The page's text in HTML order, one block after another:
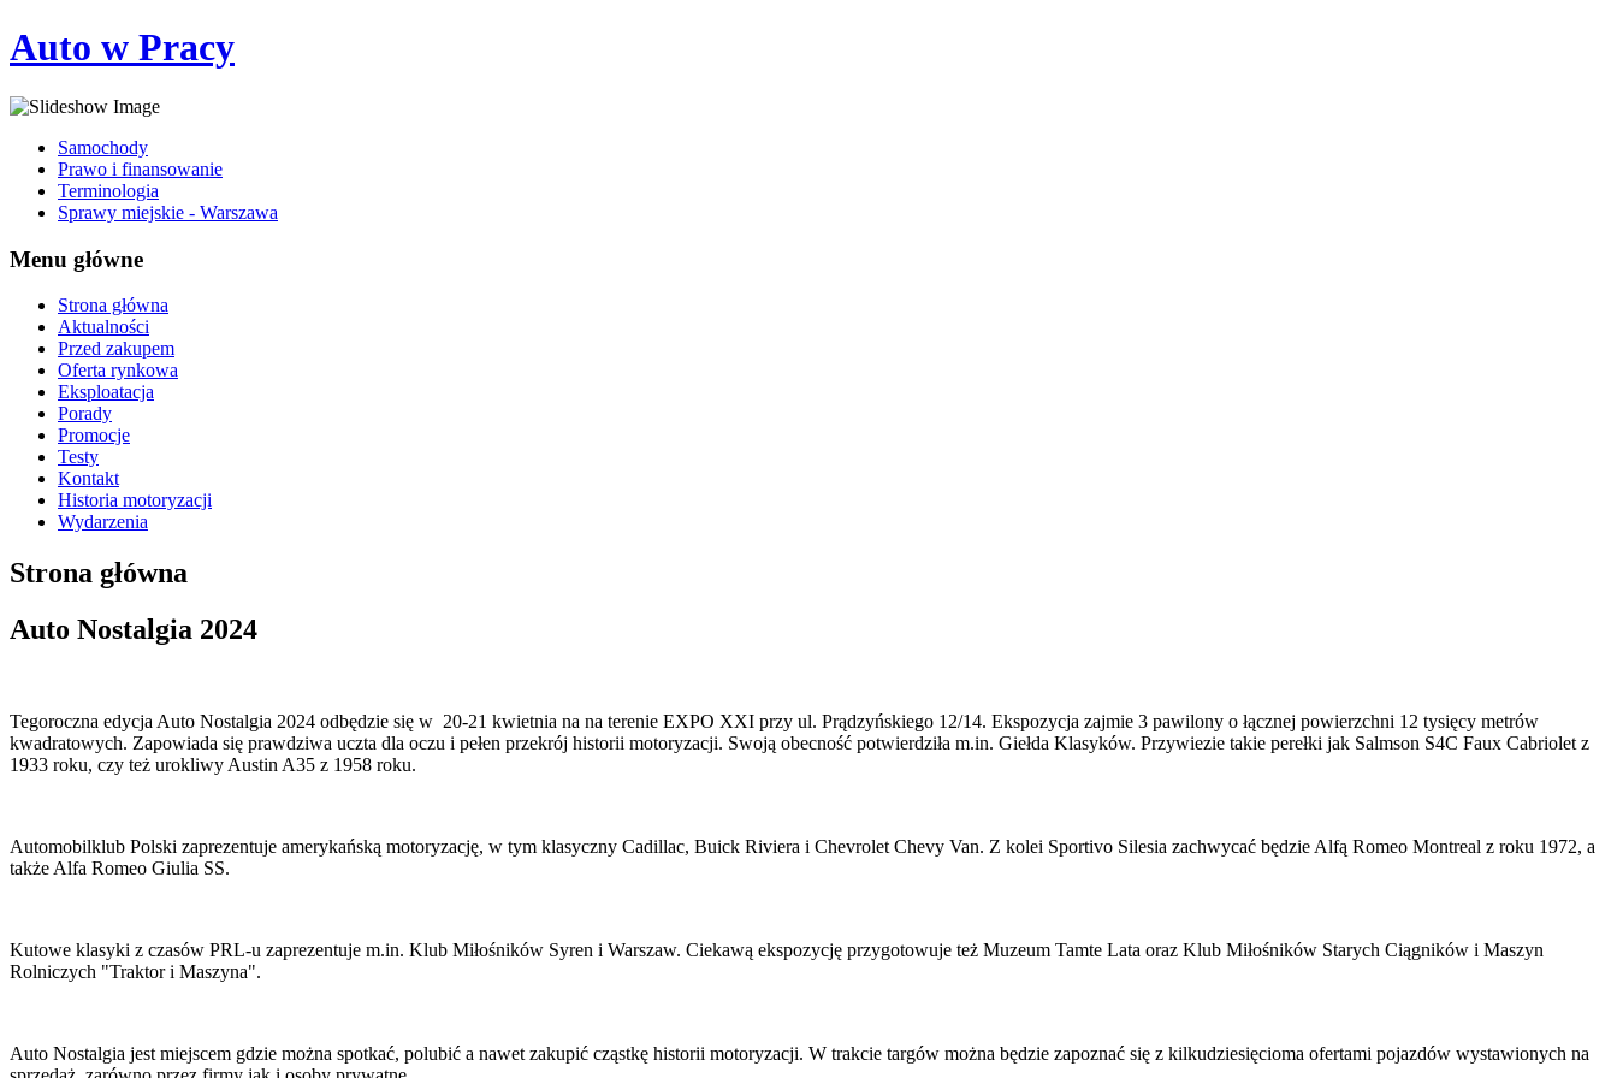
Auto w Pracy
Samochody
Prawo i finansowanie
Terminologia
Sprawy miejskie - Warszawa
Menu główne
Strona główna
Aktualności
Przed zakupem
Oferta rynkowa
Eksploatacja
Porady
Promocje
Testy
Kontakt
Historia motoryzacji
Wydarzenia
Strona główna
Auto Nostalgia 2024
Tegoroczna edycja Auto Nostalgia 2024 odbędzie się w 20-21 kwietnia na na terenie EXPO XXI przy ul. Prądzyńskiego 12/14. Ekspozycja zajmie 3 pawilony o łącznej powierzchni 12 tysięcy metrów
kwadratowych. Zapowiada się prawdziwa uczta dla oczu i pełen przekrój historii motoryzacji. Swoją obecność potwierdziła m.in. Giełda Klasyków. Przywiezie takie perełki jak Salmson S4C Faux Cabriolet z
1933 roku, czy też urokliwy Austin A35 z 1958 roku.
Automobilklub Polski zaprezentuje amerykańską motoryzację, w tym klasyczny Cadillac, Buick Riviera i Chevrolet Chevy Van. Z kolei Sportivo Silesia zachwycać będzie Alfą Romeo Montreal z roku 1972, a
także Alfa Romeo Giulia SS.
Kutowe klasyki z czasów PRL-u zaprezentuje m.in. Klub Miłośników Syren i Warszaw. Ciekawą ekspozycję przygotowuje też Muzeum Tamte Lata oraz Klub Miłośników Starych Ciągników i Maszyn
Rolniczych "Traktor i Maszyna".
Auto Nostalgia jest miejscem gdzie można spotkać, polubić a nawet zakupić cząstkę historii motoryzacji. W trakcie targów można będzie zapoznać się z kilkudziesięcioma ofertami pojazdów wystawionych na